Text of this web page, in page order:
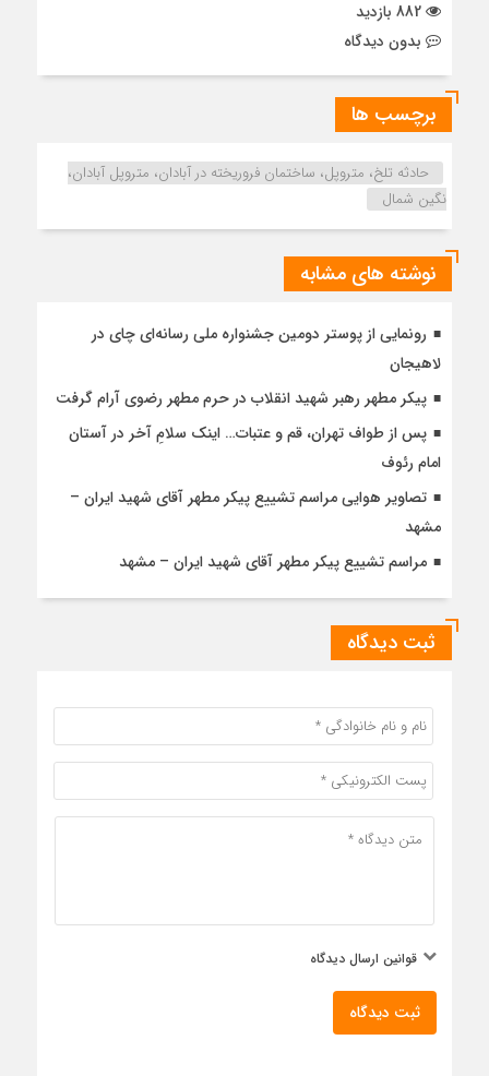
بدون دیدگاه
برچسب ها
حادثه تلخ، متروپل، ساختمان فروریخته در آبادان، متروپل آبادان،
نگین شمال
نوشته های مشابه
رونمایی از پوستر دومین جشنواره ملی رسانه‌ای چای در
لاهیجان
پیکر مطهر رهبر شهید انقلاب در حرم مطهر رضوی آرام گرفت
پس از طواف تهران، قم و عتبات… اینک سلامِ آخر در آستان
امام رئوف
تصاویر هوایی مراسم تشییع پیکر مطهر آقای شهید ایران –
مشهد
مراسم تشییع پیکر مطهر آقای شهید ایران – مشهد
ثبت دیدگاه
قوانین ارسال دیدگاه
ثبت دیدگاه